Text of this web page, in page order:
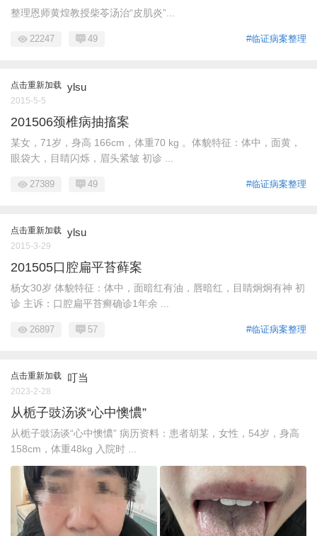
整理恩师黄煌教授柴苓汤治“皮肌炎”...
#临证病案整理
22247 49
点击重新加载 ylsu
2015-5-5
201506颈椎病抽搐案
某女，71岁，身高 166cm，体重70 kg 。体貌特征：体中，面黄，
眼袋大，目睛闪烁，眉头紧皱 初诊 ...
#临证病案整理
27389 49
点击重新加载 ylsu
2015-3-29
201505口腔扁平苔藓案
杨女30岁 体貌特征：体中，面暗红有油，唇暗红，目睛炯炯有神 初
诊 主诉：口腔扁平苔癣确诊1年余 ...
#临证病案整理
26897 57
点击重新加载 叮当
2023-2-28
从栀子豉汤谈“心中懊憹”
从栀子豉汤谈“心中懊憹” 病历资料：患者胡某，女性，54岁，身高
158cm，体重48kg 入院时 ...